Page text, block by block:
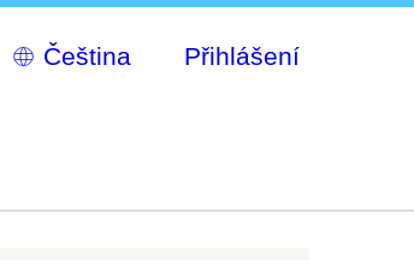
Select
your
Přihlášení